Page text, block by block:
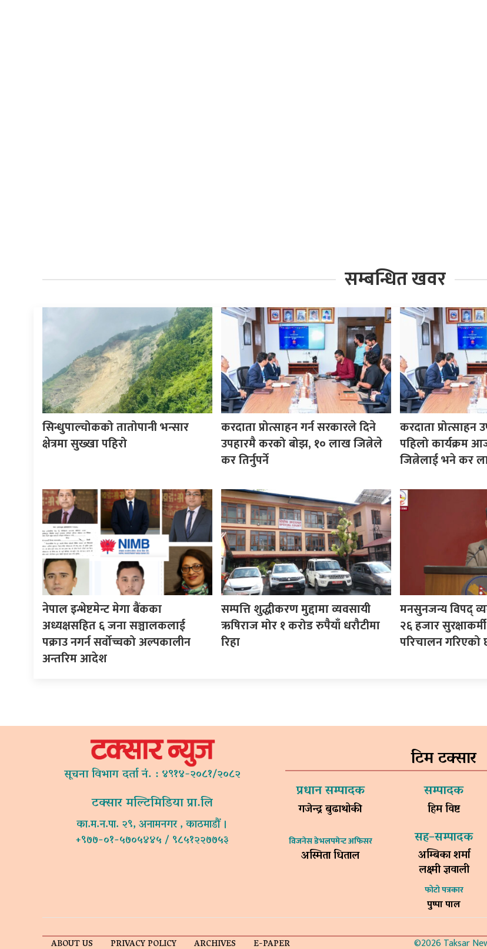
सम्बन्धित खवर
सिन्धुपाल्चोकको तातोपानी भन्सार
क्षेत्रमा सुख्खा पहिरो
करदाता प्रोत्साहन गर्न सरकारले दिने
उपहारमै करको बोझ, १० लाख जित्नेले
कर तिर्नुपर्ने
करदाता प्रोत्साहन
पहिलो कार्यक्रम
जित्नेलाई भने कर
नेपाल इन्भेष्टमेन्ट मेगा बैंकका
अध्यक्षसहित ६ जना सञ्चालकलाई
पक्राउ नगर्न सर्वोच्चको अल्पकालीन
अन्तरिम आदेश
सम्पत्ति शुद्धीकरण मुद्दामा व्यवसायी
ऋषिराज मोर १ करोड रुपैयाँ धरौटीमा
रिहा
मनसुनजन्य विपद्
२६ हजार
परिचालन गरिएको
सूचना विभाग दर्ता नं. : ४९१४-२०८१/२०८२
टक्सार मल्टिमिडिया प्रा.लि
का.म.न.पा. २९, अनामनगर , काठमाडौं ।
+९७७-०१-५७०५४४५ / ९८५१२२७७५३
टिम टक्सार
प्रधान सम्पादक
गजेन्द्र बुढाथोकी
सम्पादक
हिम विष्ट
विजनेस डेभलपमेन्ट अफिसर
अस्मिता धिताल
सह–सम्पादक
अम्बिका शर्मा
लक्ष्मी ज्ञवाली
फोटो पत्रकार
पुष्पा पाल
ABOUT US PRIVACY POLICY ARCHIVES E-PAPER ©2026 Taksar